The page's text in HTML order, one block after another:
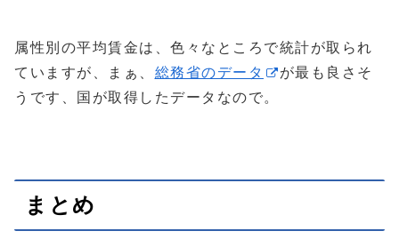
属性別の平均賃金は、色々なところで統計が取られ
ていますが、まぁ、 総務省のデータ
が最も良さそ
うです、国が取得したデータなので。
まとめ